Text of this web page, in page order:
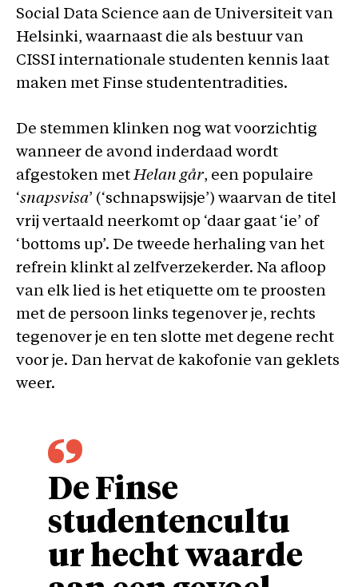
Social Data Science aan de Universiteit van
Helsinki, waarnaast die als bestuur van
CISSI internationale studenten kennis laat
maken met Finse studententradities.
De stemmen klinken nog wat voorzichtig
wanneer de avond inderdaad wordt
afgestoken metHelan går, een populaire
‘snapsvisa’ (‘schnapswijsje’) waarvan de titel
vrij vertaald neerkomt op ‘daar gaat ‘ie’ of
‘bottoms up’. De tweede herhaling van het
refrein klinkt al zelfverzekerder. Na afloop
van elk lied is het etiquette om te proosten
met de persoon links tegenover je, rechts
tegenover je en ten slotte met degene recht
voor je. Dan hervat de kakofonie van geklets
weer.
De Finse
studentencultu
ur hecht waarde